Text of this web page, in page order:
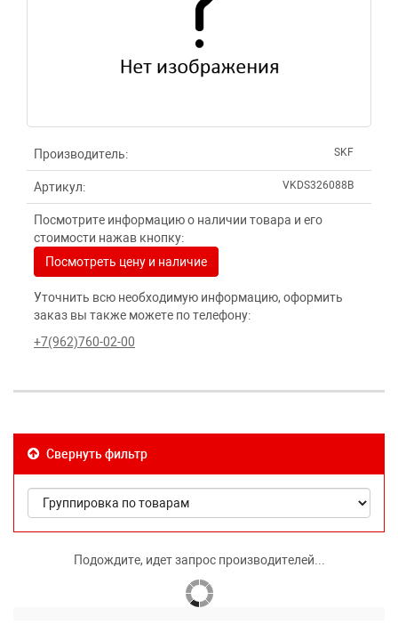
Производитель: SKF
Артикул: VKDS326088B
Посмотрите информацию о наличии товара и его
стоимости нажав кнопку:
Посмотреть цену и наличие
Уточнить всю необходимую информацию, оформить
заказ вы также можете по телефону:
+7(962)760-02-00
Свернуть фильтр
Подождите, идет запрос производителей...